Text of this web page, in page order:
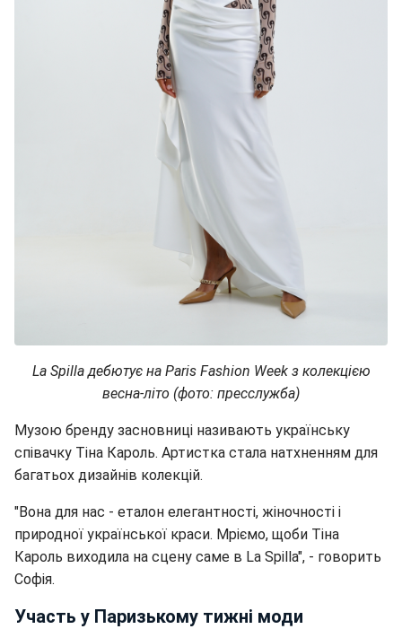
La Spilla дебютує на Paris Fashion Week з колекцією
весна-літо (фото: пресслужба)
Музою бренду засновниці називають українську
співачку Тіна Кароль. Артистка стала натхненням для
багатьох дизайнів колекцій.
"Вона для нас - еталон елегантності, жіночності і
природної української краси. Мріємо, щоби Тіна
Кароль виходила на сцену саме в La Spilla", - говорить
Софія.
Участь у Паризькому тижні моди